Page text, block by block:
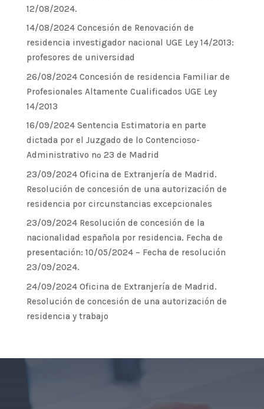
12/08/2024.
14/08/2024 Concesión de Renovación de
residencia investigador nacional UGE Ley 14/2013:
profesores de universidad
26/08/2024 Concesión de residencia Familiar de
Profesionales Altamente Cualificados UGE Ley
14/2013
16/09/2024 Sentencia Estimatoria en parte
dictada por el Juzgado de lo Contencioso-
Administrativo nº 23 de Madrid
23/09/2024 Oficina de Extranjería de Madrid.
Resolución de concesión de una autorización de
residencia por circunstancias excepcionales
23/09/2024 Resolución de concesión de la
nacionalidad española por residencia. Fecha de
presentación: 10/05/2024 – Fecha de resolución
23/09/2024.
24/09/2024 Oficina de Extranjería de Madrid.
Resolución de concesión de una autorización de
residencia y trabajo